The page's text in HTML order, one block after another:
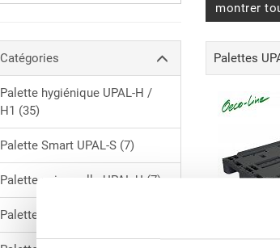
Catégories
Palette hygiénique UPAL-H /
H1 (35)
Palette Smart UPAL-S (7)
Palette universelle UPAL-U (7)
Palette industrielle UPAL-I (16)
montrer
Palettes